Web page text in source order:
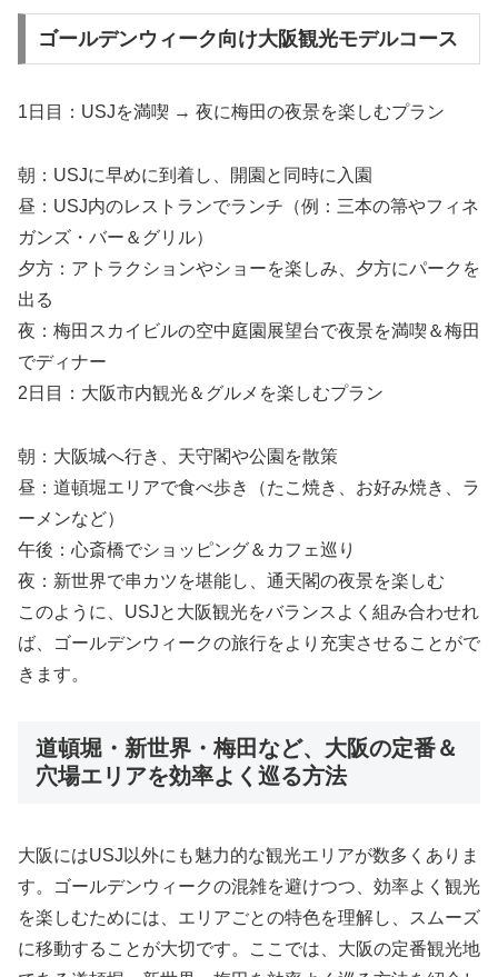
ゴールデンウィーク向け大阪観光モデルコース
1日目：USJを満喫 → 夜に梅田の夜景を楽しむプラン
朝：USJに早めに到着し、開園と同時に入園
昼：USJ内のレストランでランチ（例：三本の箒やフィネ
ガンズ・バー＆グリル）
夕方：アトラクションやショーを楽しみ、夕方にパークを
出る
夜：梅田スカイビルの空中庭園展望台で夜景を満喫＆梅田
でディナー
2日目：大阪市内観光＆グルメを楽しむプラン
朝：大阪城へ行き、天守閣や公園を散策
昼：道頓堀エリアで食べ歩き（たこ焼き、お好み焼き、ラ
ーメンなど）
午後：心斎橋でショッピング＆カフェ巡り
夜：新世界で串カツを堪能し、通天閣の夜景を楽しむ
このように、USJと大阪観光をバランスよく組み合わせれ
ば、ゴールデンウィークの旅行をより充実させることがで
きます。
道頓堀・新世界・梅田など、大阪の定番＆
穴場エリアを効率よく巡る方法
大阪にはUSJ以外にも魅力的な観光エリアが数多くありま
す。ゴールデンウィークの混雑を避けつつ、効率よく観光
を楽しむためには、エリアごとの特色を理解し、スムーズ
に移動することが大切です。ここでは、大阪の定番観光地